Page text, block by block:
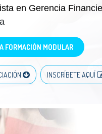
en Gerencia
FORMACIÓN MODULAR
INSCRÍBETE AQUÍ